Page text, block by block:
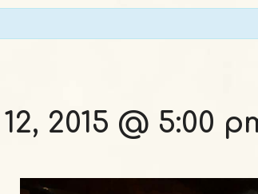
2015 @ 5:00